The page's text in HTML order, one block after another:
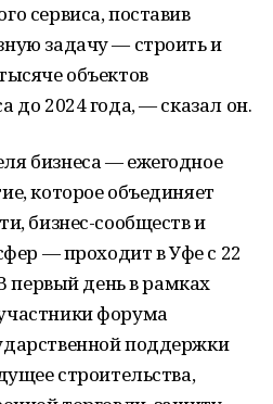
сервиса, поставив
задачу — строить и
объектов
до 2024 года, — сказал он.
бизнеса — ежегодное
которое объединяет
бизнес-сообществ и
— проходит в Уфе с 22
первый день в рамках
форума
поддержки
строительства,